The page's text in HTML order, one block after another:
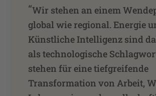
“Wir stehen an einem
global wie regional. Energie
Künstliche Intelligenz sind
als technologische
stehen für eine tiefgreifende
Transformation von Arbeit,